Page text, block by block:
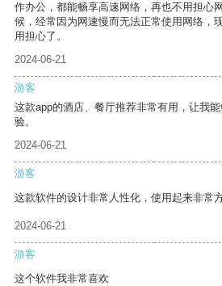
作办公，都能畅享高速网络，再也不用担心
候，经常因为网速慢而无法正常使用网络，
用担心了。
2024-06-21
游客
这款app的酒店、餐厅推荐非常有用，让我
验。
2024-06-21
游客
这款软件的设计非常人性化，使用起来非常方
2024-06-21
游客
这个软件我非常喜欢